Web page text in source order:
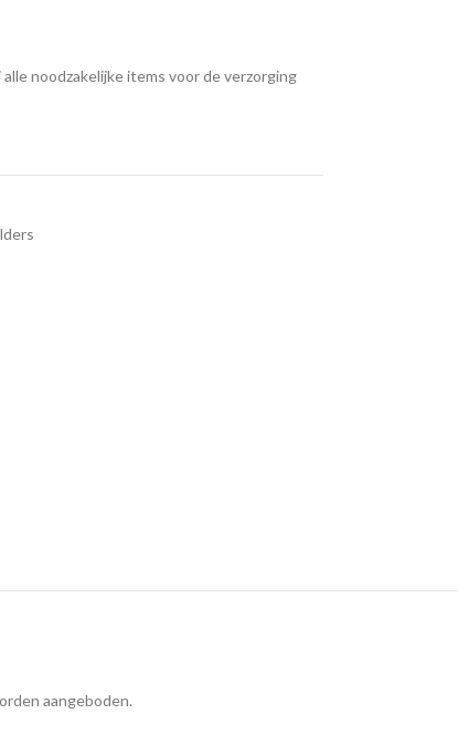
noodzakelijke items voor de verzorging
aangeboden.